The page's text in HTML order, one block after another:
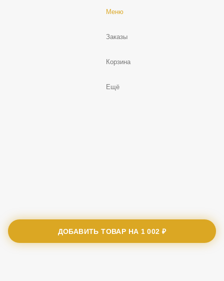
ДОБАВИТЬ ТОВАР НА 1 002 ₽
Меню
Заказы
Корзина
Ещё